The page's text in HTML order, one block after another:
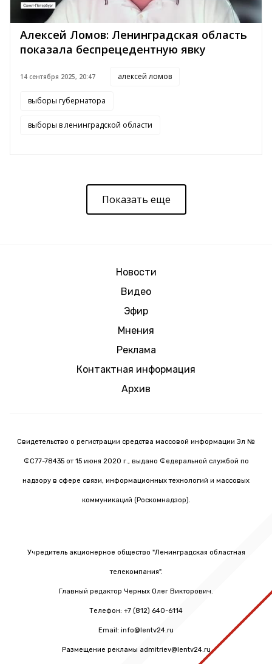
Алексей Ломов: Ленинградская область
показала беспрецедентную явку
14 сентября 2025, 20:47 алексей ломов
выборы губернатора
выборы в ленинградской области
Показать еще
Новости
Видео
Эфир
Мнения
Реклама
Контактная информация
Архив
Свидетельство о регистрации средства массовой информации Эл №
ФС77-78435 от 15 июня 2020 г., выдано Федеральной службой по
надзору в сфере связи, информационных технологий и массовых
коммуникаций (Роскомнадзор).
Учредитель акционерное общество "Ленинградская областная
телекомпания".
Главный редактор Черных Олег Викторович.
Телефон: +7 (812) 640-6114
Email: info@lentv24.ru
Размещение рекламы admitriev@lentv24.ru